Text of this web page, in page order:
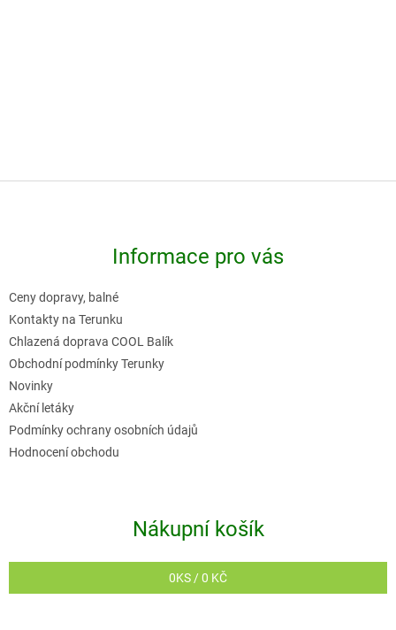
Informace pro vás
Ceny dopravy, balné
Kontakty na Terunku
Chlazená doprava COOL Balík
Obchodní podmínky Terunky
Novinky
Akční letáky
Podmínky ochrany osobních údajů
Hodnocení obchodu
Nákupní košík
0KS /0 KČ